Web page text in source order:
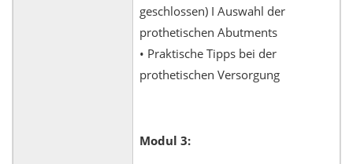
geschlossen) I Auswahl der
prothetischen Abutments
• Praktische Tipps bei der
prothetischen Versorgung
Modul 3: